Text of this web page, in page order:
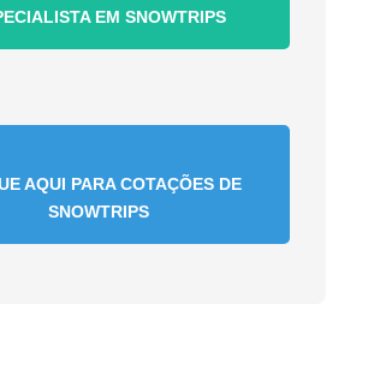
EM SNOWTRIPS
AQUI PARA COTAÇÕES DE
SNOWTRIPS